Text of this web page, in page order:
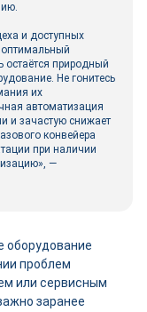
и доступных
оптимальный
остаётся природный
Не гонитесь
их
автоматизация
и зачастую снижает
конвейера
при наличии
—
оборудование
проблем
или сервисным
заранее